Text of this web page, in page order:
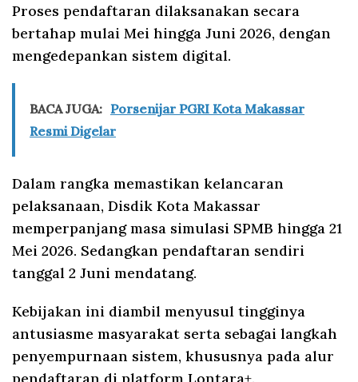
Proses pendaftaran dilaksanakan secara
bertahap mulai Mei hingga Juni 2026, dengan
mengedepankan sistem digital.
BACA JUGA: Porsenijar PGRI Kota Makassar
Resmi Digelar
Dalam rangka memastikan kelancaran
pelaksanaan, Disdik Kota Makassar
memperpanjang masa simulasi SPMB hingga 21
Mei 2026. Sedangkan pendaftaran sendiri
tanggal 2 Juni mendatang.
Kebijakan ini diambil menyusul tingginya
antusiasme masyarakat serta sebagai langkah
penyempurnaan sistem, khususnya pada alur
pendaftaran di platform Lontara+.